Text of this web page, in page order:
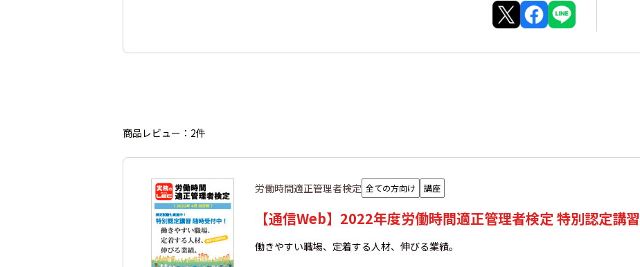
商品レビュー：2件
労働時間適正管理者検定 全ての方向け 講座
【通信Web】2022年度労働時間適正管理者検定 特別認定講習
働きやすい職場、定着する人材、伸びる業績。